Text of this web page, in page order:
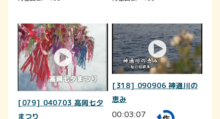
[079] 040703 高岡七夕
まつり
[318] 090906 神通川の
恵み
00:03:07